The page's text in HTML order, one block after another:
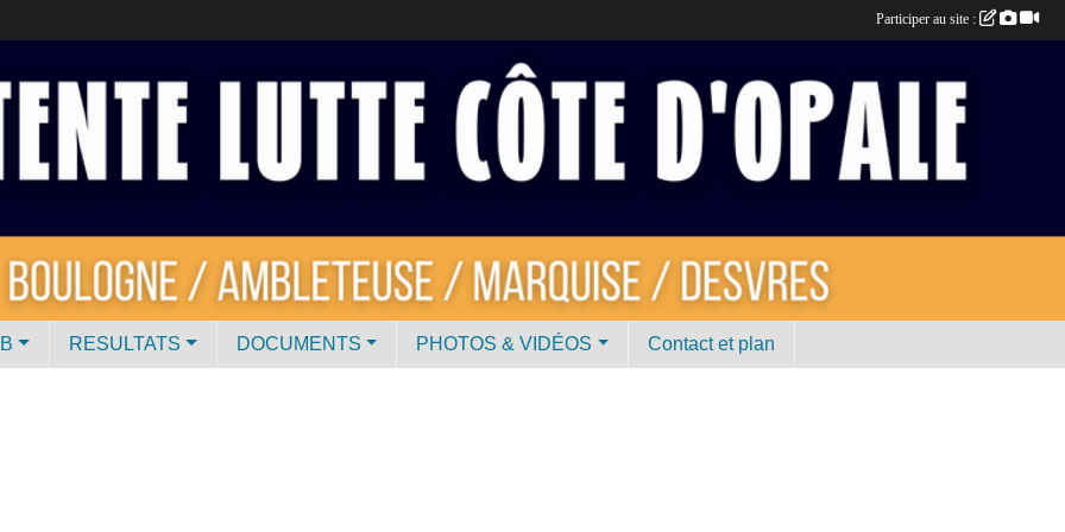
RESULTATS DOCUMENTS PHOTOS & VIDÉOS Contact et plan
Participer au site :